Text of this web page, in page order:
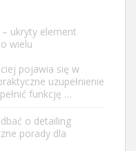
ukryty element
wielu
pojawia się w
uzupełnienie
funkcję …
o detailing
porady dla